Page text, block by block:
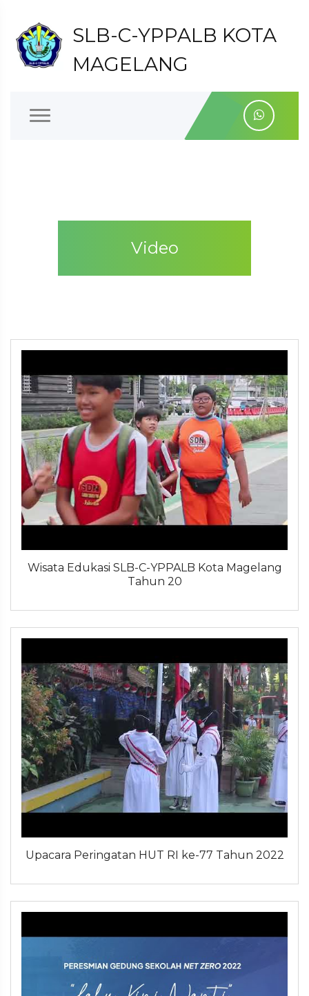
SLB-C-YPPALB KOTA
MAGELANG
Video
Wisata Edukasi SLB-C-YPPALB Kota Magelang
Tahun 20
Upacara Peringatan HUT RI ke-77 Tahun 2022